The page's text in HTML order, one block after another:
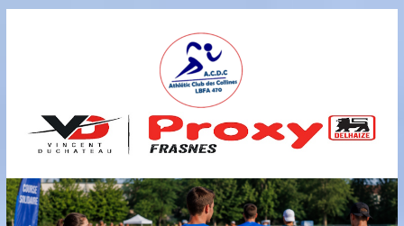
A
S
B
,
L